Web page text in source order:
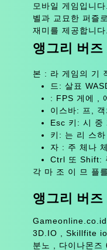
모바일 게임입니
벨과 교묘한 퍼즐
재미를 제공합니
앵그리 버
본 : 라 게임의 기
드: 살표
: FPS 게에 ,
이스바: 프, 객
Esc 키: 시 중
키: 는 리 스하
자 : 주 체나
Ctrl 또 Shift:
각 마 조 이 므 플
앵그리 버
3D.IO , Skillfite
분노 , 다이나몬즈